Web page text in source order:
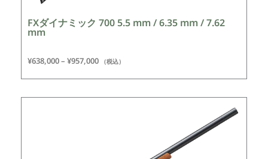
FXダイナミック 700 5.5 mm / 6.35 mm / 7.62
mm
¥638,000– ¥957,000 （税込）